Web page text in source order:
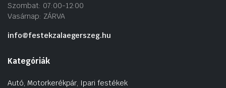
Szombat: 07:00-12:00
Vasárnap: ZÁRVA
info@festekzalaegerszeg.hu
Kategóriák
Autó, Motorkerékpár, Ipari festékek